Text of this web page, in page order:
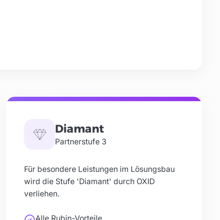
PLZ 25, Deutschland
Globalsys GmbH & Co. KG
Schwabener Str. 27, 85560 Ebersberg
Diamant
Partnerstufe 3
Für besondere Leistungen im Lösungsbau
wird die Stufe 'Diamant' durch OXID
verliehen.